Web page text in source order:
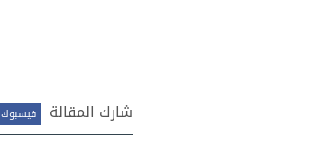
شارك المقالة فيسبوك